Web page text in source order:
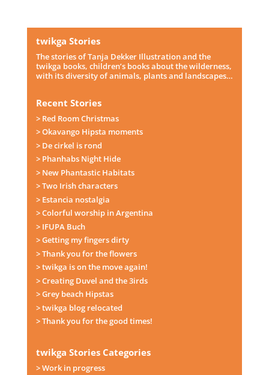
twikga Stories
The stories of Tanja Dekker Illustration and the
twikga books, children’s books about the wilderness,
with its diversity of animals, plants and landscapes…
Recent Stories
> Red Room Christmas
> Okavango Hipsta moments
> De cirkel is rond
> Phanhabs Night Hide
> New Phantastic Habitats
> Two Irish characters
> Estancia nostalgia
> Colorful worship in Argentina
> IFUPA Buch
> Getting my fingers dirty
> Thank you for the flowers
> twikga is on the move again!
> Creating Duvel and the 3irds
> Grey beach Hipstas
> twikga blog relocated
> Thank you for the good times!
twikga Stories Categories
> Work in progress